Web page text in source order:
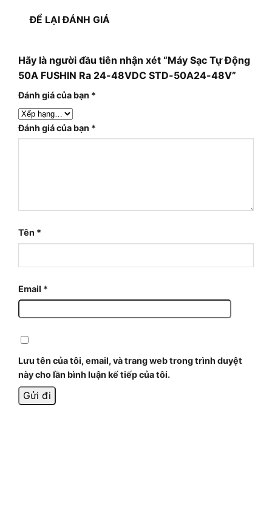
ĐỂ LẠI ĐÁNH GIÁ
Hãy là người đầu tiên nhận xét “Máy Sạc Tự Động
50A FUSHIN Ra 24-48VDC STD-50A24-48V”
Đánh giá của bạn *
Đánh giá của bạn *
Tên *
Email *
Lưu tên của tôi, email, và trang web trong trình duyệt
này cho lần bình luận kế tiếp của tôi.